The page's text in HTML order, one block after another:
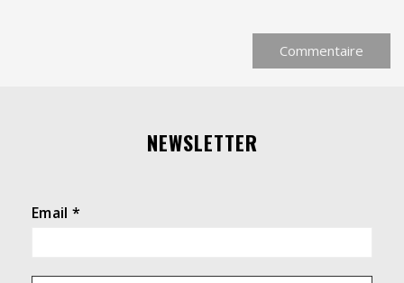
NEWSLETTER
Email *